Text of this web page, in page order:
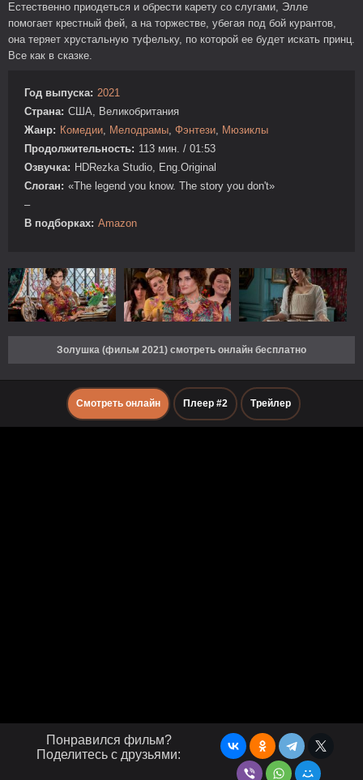
Естественно приодеться и обрести карету со слугами, Элле
помогает крестный фей, а на торжестве, убегая под бой курантов,
она теряет хрустальную туфельку, по которой ее будет искать принц.
Все как в сказке.
Год выпуска: 2021
Страна: США, Великобритания
Жанр: Комедии, Мелодрамы, Фэнтези, Мюзиклы
Продолжительность: 113 мин. / 01:53
Озвучка: HDRezka Studio, Eng.Original
Слоган: «The legend you know. The story you don't»
–
В подборках: Amazon
Золушка (фильм 2021) смотреть онлайн бесплатно
Смотреть онлайн Плеер #2 Трейлер
Понравился фильм?
Поделитесь с друзьями: